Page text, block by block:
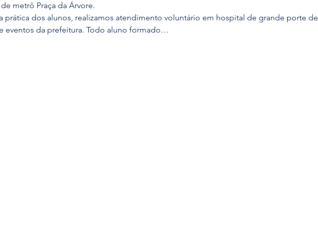
metrô Praça da Árvore.
prática dos alunos, realizamos atendimento voluntário em hospital de grande porte de
eventos da prefeitura. Todo aluno formado…